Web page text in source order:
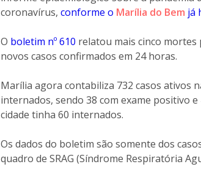
coronavírus, conforme o Marília do Bem já
O boletim nº 610 relatou mais cinco mortes
novos casos confirmados em 24 horas.
Marília agora contabiliza 732 casos ativos
internados, sendo 38 com exame positivo
cidade tinha 60 internados.
Os dados do boletim são somente dos
quadro de SRAG (Síndrome Respiratória